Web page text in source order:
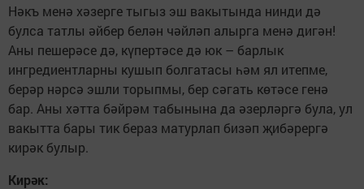
Нәкъ менә хәзерге тыгыз эш вакытында нинди дә
булса татлы әйбер белән чәйләп алырга менә дигән!
Аны пешерәсе дә, күпертәсе дә юк – барлык
ингредиентларны кушып болгатасы һәм ял итепме,
берәр нәрсә эшли торыпмы, бер сәгать көтәсе генә
бар. Аны хәтта бәйрәм табынына да әзерләргә була, ул
вакытта бары тик бераз матурлап бизәп җибәрергә
кирәк булыр.
Кирәк: